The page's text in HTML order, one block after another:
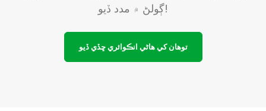
ڳولڻ ۾ مدد ڏيو!
توهان کي هاڻي انڪوائري ڇڏي ڏيو